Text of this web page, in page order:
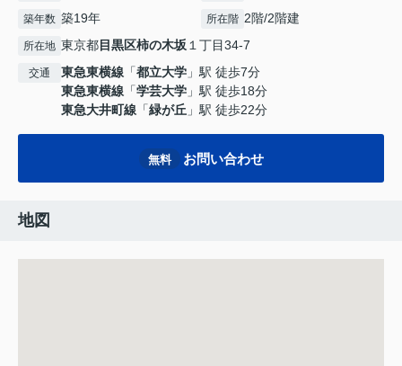
築年数 築19年 所在階 2階/2階建
所在地 東京都目黒区柿の木坂 １丁目34-7
交通 東急東横線 「都立大学 」駅 徒歩7分
東急東横線 「学芸大学 」駅 徒歩18分
東急大井町線 「緑が丘 」駅 徒歩22分
無料 お問い合わせ
地図